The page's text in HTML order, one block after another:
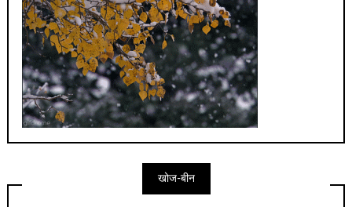
खोज-बीन